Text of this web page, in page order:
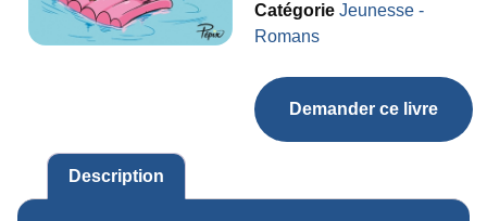
Catégorie Jeunesse -
Romans
Demander ce livre
Description